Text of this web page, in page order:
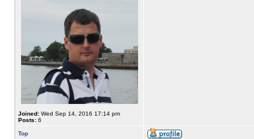
Joined: Wed Sep 14, 2016 17:14 pm
Posts: 6
Top